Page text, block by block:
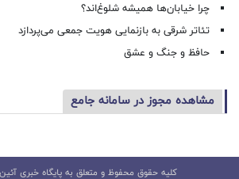
چرا خیابان‌ها همیشه شلوغ‌اند؟
تئاتر شرقی به بازنمایی هویت جمعی می‌پردازد
حافظ و جنگ و عشق
مشاهده مجوز در سامانه جامع
کلیه حقوق محفوظ و متعلق به پایگاه خبری